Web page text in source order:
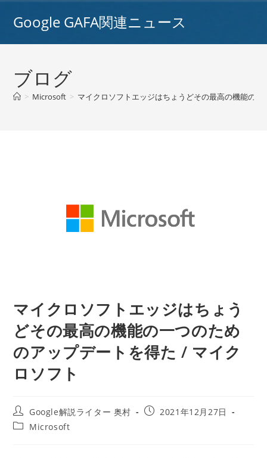
Google GAFA関連ニュース
ブログ
> Microsoft > マイクロソフトエッジはちょうどその最高の機能の
マイクロソフトエッジはちょう
どその最高の機能の一つのため
のアップデートを得た / マイク
ロソフト
投
稿
者:
Google解説ライター 奥村
投
2021年12月27日
投
Microsoft